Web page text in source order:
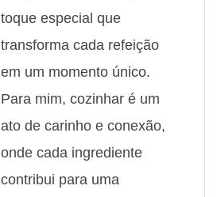
toque especial que
transforma cada refeição
em um momento único.
Para mim, cozinhar é um
ato de carinho e conexão,
onde cada ingrediente
contribui para uma